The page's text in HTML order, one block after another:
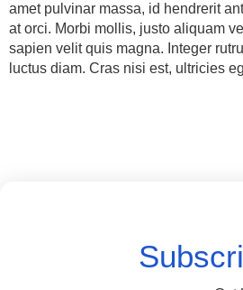
amet pulvinar massa, id hendrerit
at orci. Morbi mollis, justo aliquam
sapien velit quis magna. Integer
luctus diam. Cras nisi est, ultricies